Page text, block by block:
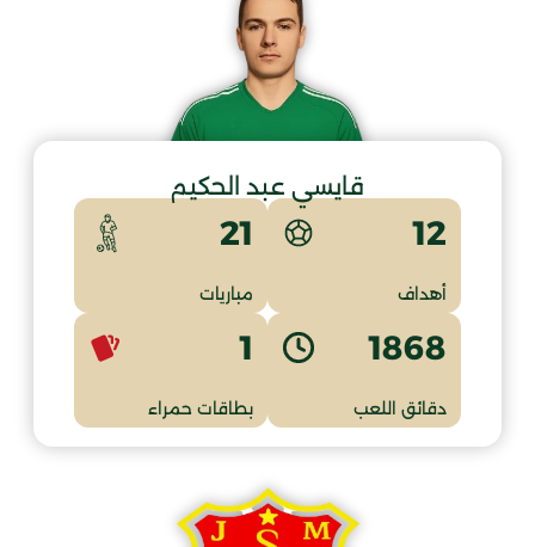
قايسي عبد الحكيم
12
أهداف
21
مباريات
1868
دقائق اللعب
1
بطاقات حمراء